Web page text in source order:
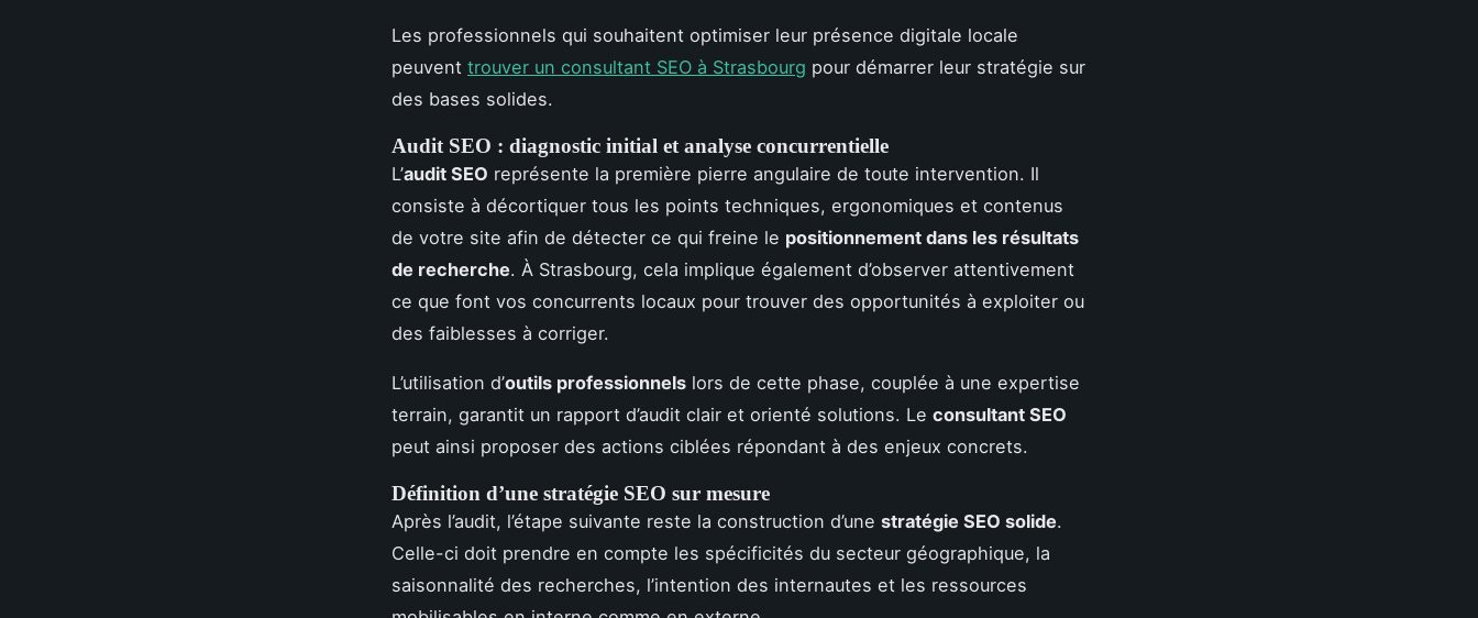
Les professionnels qui souhaitent optimiser leur présence digitale locale
peuvent trouver un consultant SEO à Strasbourg pour démarrer leur stratégie sur
des bases solides.
Audit SEO : diagnostic initial et analyse concurrentielle
L’audit SEO représente la première pierre angulaire de toute intervention. Il
consiste à décortiquer tous les points techniques, ergonomiques et contenus
de votre site afin de détecter ce qui freine le positionnement dans les résultats
de recherche. À Strasbourg, cela implique également d’observer attentivement
ce que font vos concurrents locaux pour trouver des opportunités à exploiter ou
des faiblesses à corriger.
L’utilisation d’outils professionnels lors de cette phase, couplée à une expertise
terrain, garantit un rapport d’audit clair et orienté solutions. Le consultant SEO
peut ainsi proposer des actions ciblées répondant à des enjeux concrets.
Définition d’une stratégie SEO sur mesure
Après l’audit, l’étape suivante reste la construction d’une stratégie SEO solide.
Celle-ci doit prendre en compte les spécificités du secteur géographique, la
saisonnalité des recherches, l’intention des internautes et les ressources